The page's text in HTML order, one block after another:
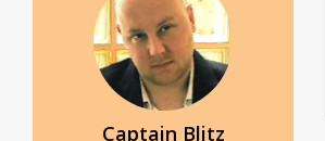
Captain Blitz